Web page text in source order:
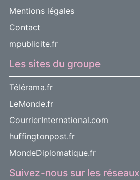
Mentions légales
Contact
mpublicite.fr
Les sites du groupe
Télérama.fr
LeMonde.fr
CourrierInternational.com
huffingtonpost.fr
MondeDiplomatique.fr
Suivez-nous sur les réseaux